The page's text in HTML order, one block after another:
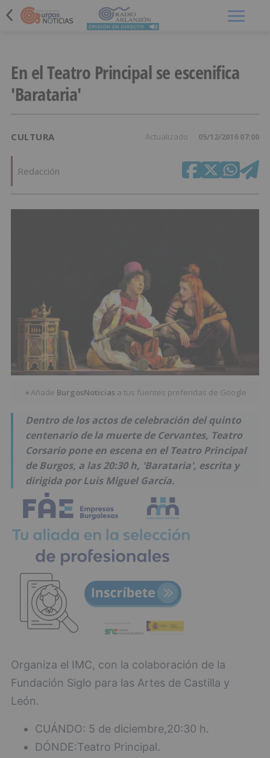
En el Teatro Principal se escenifica
'Barataria'
CULTURA Actualizado 05/12/2016 07:00
Redacción
★Añade BurgosNoticias a tus fuentes preferidas de Google
Dentro de los actos de celebración del quinto
centenario de la muerte de Cervantes, Teatro
Corsario pone en escena en el Teatro Principal
de Burgos, a las 20:30 h, 'Barataria', escrita y
dirigida por Luis Miguel García.
Organiza el IMC, con la colaboración de la
Fundación Siglo para las Artes de Castilla y
León.
CUÁNDO: 5 de diciembre,20:30 h.
DÓNDE:Teatro Principal.